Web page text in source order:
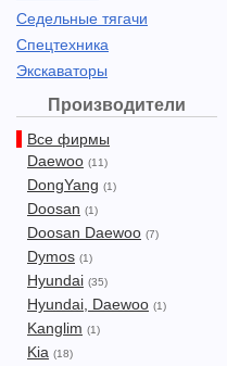
Седельные тягачи
Спецтехника
Экскаваторы
Производители
Все фирмы
Daewoo (11)
DongYang (1)
Doosan (1)
Doosan Daewoo (7)
Dymos (1)
Hyundai (35)
Hyundai, Daewoo (1)
Kanglim (1)
Kia (18)